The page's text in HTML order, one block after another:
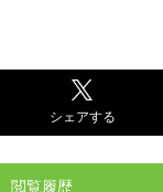
シェアする
閲覧履歴